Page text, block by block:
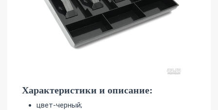
Характеристики и описание:
цвет-черный;